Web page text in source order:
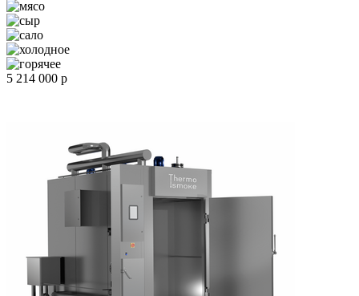
5 214 000 р